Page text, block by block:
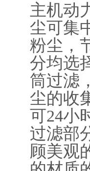
主机动
尘可集
粉尘，
分均选
筒过滤
尘的收
可24小
过滤部
顾美观